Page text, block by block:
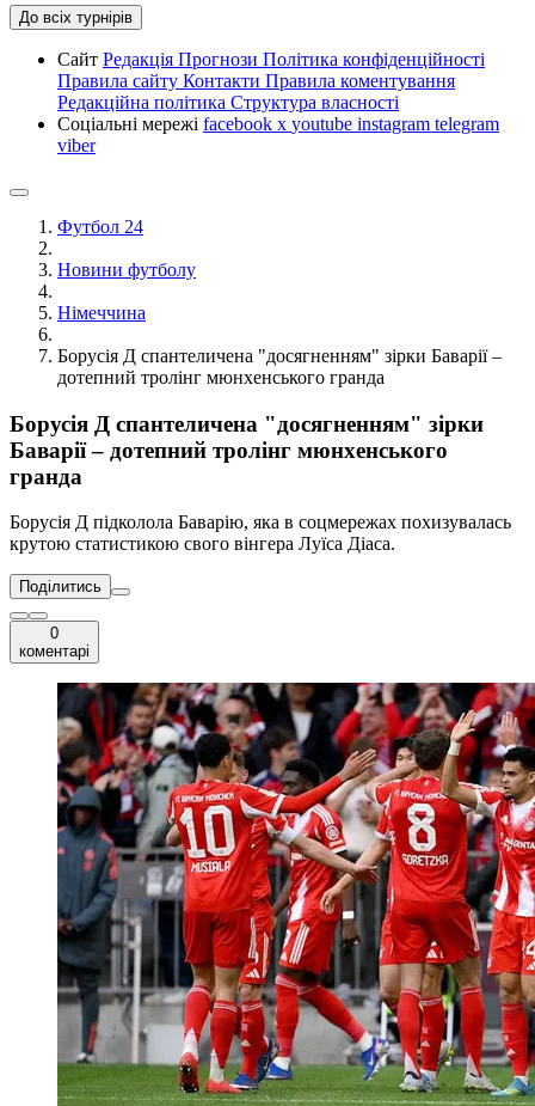
До всіх турнірів
Сайт Редакція Прогнози Політика конфіденційності
Правила сайту Контакти Правила коментування
Редакційна політика Структура власності
Соціальні мережі facebook x youtube instagram telegram
viber
Футбол 24
Новини футболу
Німеччина
Борусія Д спантеличена "досягненням" зірки Баварії –
дотепний тролінг мюнхенського гранда
Борусія Д спантеличена "досягненням" зірки
Баварії – дотепний тролінг мюнхенського
гранда
Борусія Д підколола Баварію, яка в соцмережах похизувалась
крутою статистикою свого вінгера Луїса Діаса.
Поділитись
0
коментарі